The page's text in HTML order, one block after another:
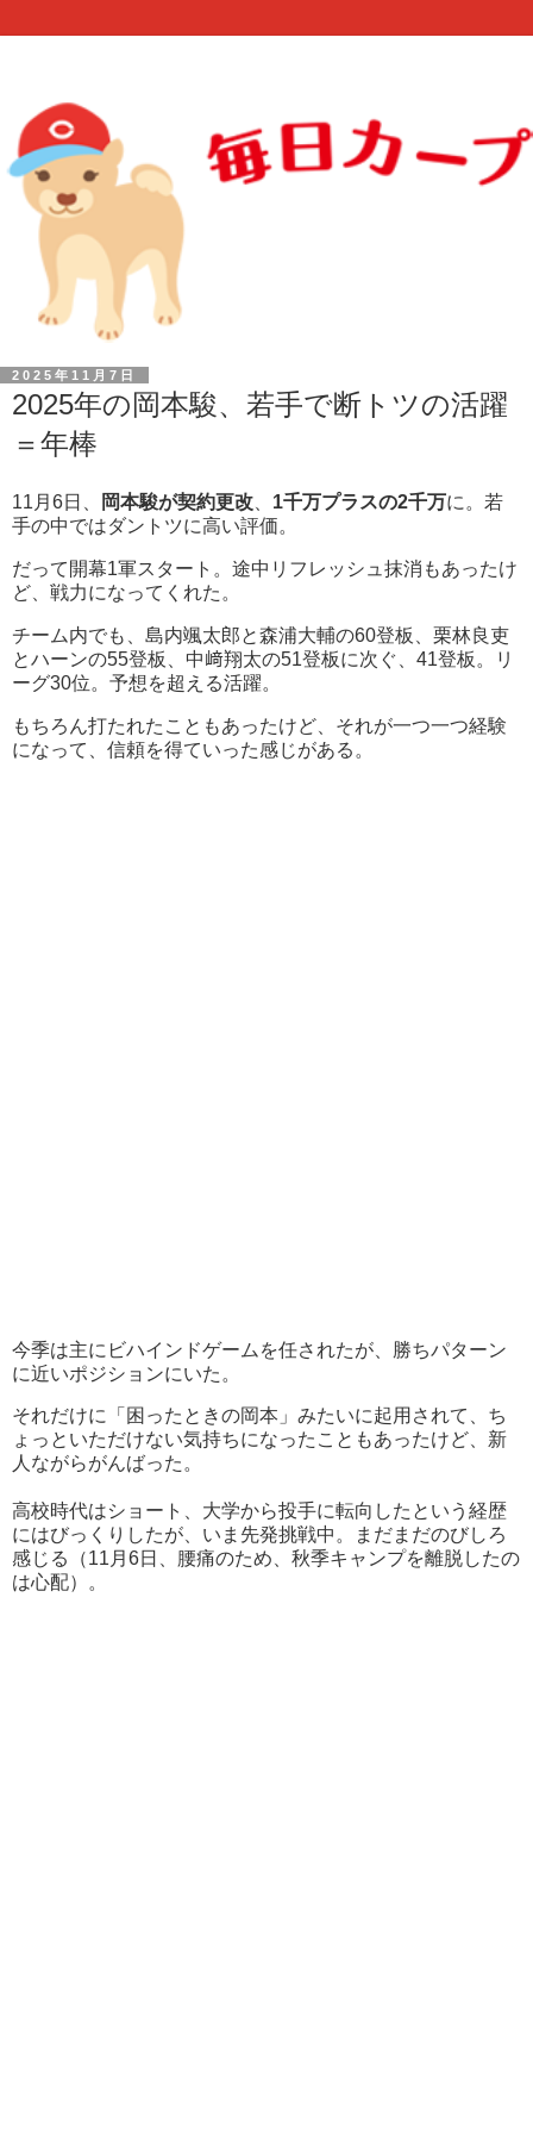
2025年11月7日
2025年の岡本駿、若手で断トツの活躍
＝年棒
11月6日、 岡本駿が契約更改 1千万プラスの2千万に。若
手の中ではダントツに高い評価。
だって開幕1軍スタート。途中リフレッシュ抹消もあったけ
ど、戦力になってくれた。
チーム内でも、島内颯太郎と森浦大輔の60登板、栗林良吏
とハーンの55登板、中﨑翔太の51登板に次ぐ、41登板。リ
ーグ30位。予想を超える活躍。
もちろん打たれたこともあったけど、それが一つ一つ経験
になって、信頼を得ていった感じがある。
今季は主にビハインドゲームを任されたが、勝ちパターン
に近いポジションにいた。
それだけに「困ったときの岡本」みたいに起用されて、ち
ょっといただけない気持ちになったこともあったけど、新
人ながらがんばった。
高校時代はショート、大学から投手に転向したという経歴
にはびっくりしたが、いま先発挑戦中。まだまだのびしろ
感じる（11月6日、腰痛のため、秋季キャンプを離脱したの
は心配）。